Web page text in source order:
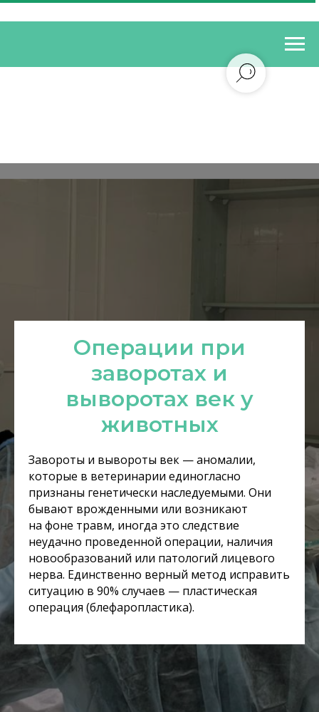
Операции при
заворотах и
выворотах век у
животных
Завороты и вывороты век — аномалии,
которые в ветеринарии единогласно
признаны генетически наследуемыми. Они
бывают врожденными или возникают
на фоне травм, иногда это следствие
неудачно проведенной операции, наличия
новообразований или патологий лицевого
нерва. Единственно верный метод исправить
ситуацию в 90% случаев — пластическая
операция (блефаропластика).